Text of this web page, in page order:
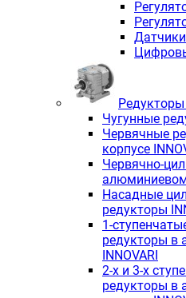
Чугунные
Червячные
корпусе
Червячно-
алюминиевом
Насадные
редукторы
1-
редукторы в
INNOVARI
2-х и 3-х
редукторы в